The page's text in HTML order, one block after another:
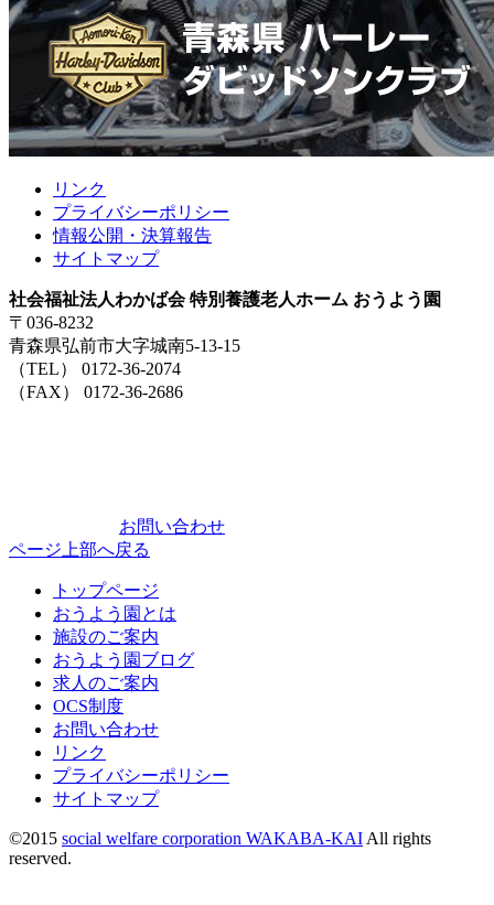
リンク
プライバシーポリシー
情報公開・決算報告
サイトマップ
社会福祉法人わかば会 特別養護老人ホーム おうよう園
〒036-8232
青森県弘前市大字城南5-13-15
（TEL） 0172-36-2074
（FAX） 0172-36-2686
お問い合わせ
ページ上部へ戻る
トップページ
おうよう園とは
施設のご案内
おうよう園ブログ
求人のご案内
OCS制度
お問い合わせ
リンク
プライバシーポリシー
サイトマップ
©2015 social welfare corporation WAKABA-KAI All rights
reserved.